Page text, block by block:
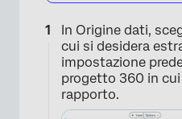
In Origine dati,
cui si desidera
impostazione
progetto 360 in
rapporto.